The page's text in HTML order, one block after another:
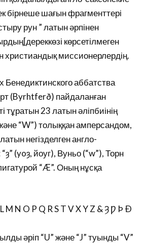
бірнеше шағын фрагменттері
рун ” латын әрпінен
көрсетілмеген
христиандық миссионерлердің.
аббатства
(Byrhtferð) пайдаланған
23 латын әліпбиінің
және “W”) толыққан амперсандом,
негізделген англо-
(yoȝ, йоуг), Вуньо (“w”), Торн
“Æ”. Оның нұсқа
M N O P Q R S T V X Y Z & Ȝ Ƿ Þ Ð
әріп “U” және “J” туынды “V”